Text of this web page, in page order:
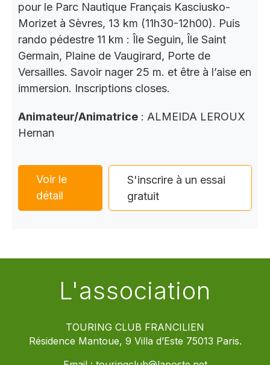
pour le Parc Nautique Français Kasciusko-
Morizet à Sèvres, 13 km (11h30-12h00). Puis
rando pédestre 11 km : Île Seguin, Île Saint
Germain, Plaine de Vaugirard, Porte de
Versailles. Savoir nager 25 m. et être à l’aise en
immersion. Inscriptions closes.
Animateur/Animatrice : ALMEIDA LEROUX
Hernan
Voir le
détail
S'inscrire à un essai
gratuit
L'association
TOURING CLUB FRANCILIEN
Résidence Mantoue, 9 Villa d’Este 75013 Paris.